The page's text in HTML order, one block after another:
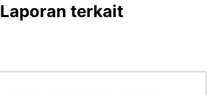
Laporan terkait